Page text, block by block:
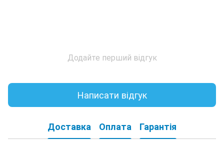
Додайте перший відгук
Написати відгук
Доставка Оплата Гарантія